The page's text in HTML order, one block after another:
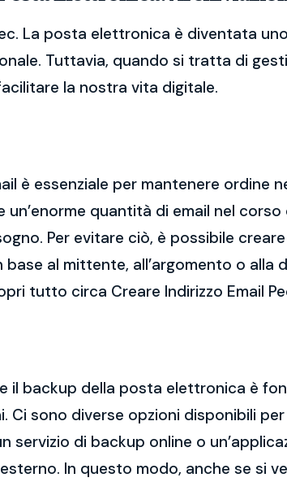
La posta elettronica è diventata
Tuttavia, quando si tratta di
la nostra vita digitale.
è essenziale per mantenere
un’enorme quantità di email nel
Per evitare ciò, è possibile
base al mittente, all’argomento o
tutto circa Creare Indirizzo Email
il backup della posta elettronica è
Ci sono diverse opzioni disponibili
servizio di backup online o
In questo modo, anche se si